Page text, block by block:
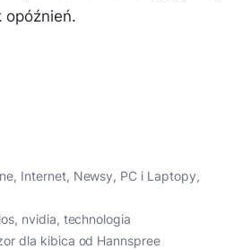
opóźnień.
, Internet, Newsy, PC i Laptopy,
ios, nvidia, technologia
dla kibica od Hannspree